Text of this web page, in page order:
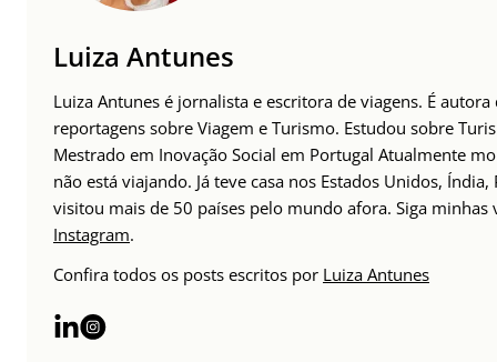
Luiza Antunes
Luiza Antunes é jornalista e escritora de viagens. É
reportagens sobre Viagem e Turismo. Estudou sobre
Mestrado em Inovação Social em Portugal Atualmente
não está viajando. Já teve casa nos Estados Unidos,
visitou mais de 50 países pelo mundo afora. Siga minhas
Instagram.
Confira todos os posts escritos por Luiza Antunes